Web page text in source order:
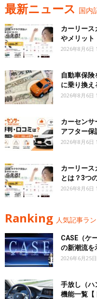
最新ニュース 国内
カーリース
やメリット
2026年8月6日
自動車保
に乗り換え
2026年8月6日
カーセンサ
アフター保
2026年8月6日
カーリース
とは？3つ
2026年8月6日
Ranking 人気記事ラ
CASE（ケ
の新潮流を
2026年6月25
手放し（ハ
機能一覧【